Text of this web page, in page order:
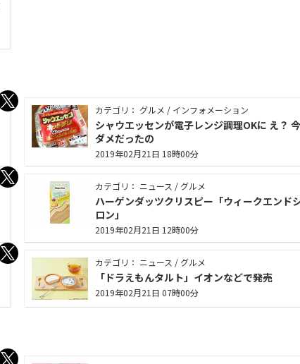
カテゴリ： グルメ / インフォメーション
シャウエッセンが電子レンジ調理OKに え？
ダメだったの
2019年02月21日 18時00分
カテゴリ： ニュース / グルメ
ハーゲンダッツクリスピー「ウィークエンド
ロン」
2019年02月21日 12時00分
カテゴリ： ニュース / グルメ
「ドラえもんタルト」イオンなどで発売
2019年02月21日 07時00分